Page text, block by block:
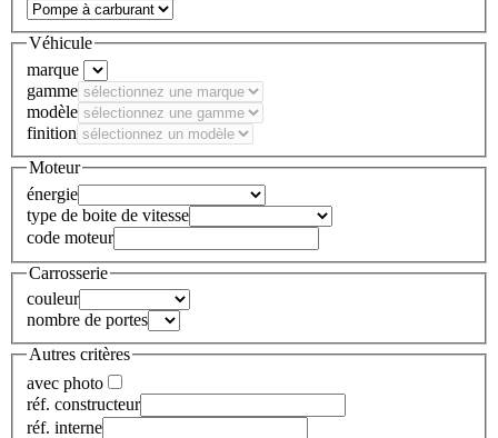
Véhicule
marque
gamme
modèle
finition
Moteur
énergie
type de boite de vitesse
code moteur
Carrosserie
couleur
nombre de portes
Autres critères
avec photo
réf. constructeur
réf. interne